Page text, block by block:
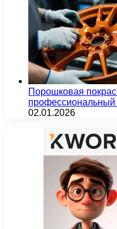
Порошковая
02.01.2026